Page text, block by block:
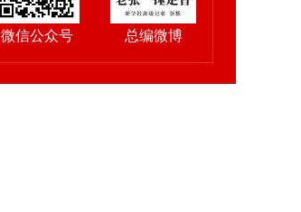
微信公众号 总编微博